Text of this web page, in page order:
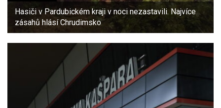
Hasiči v Pardubickém kraji v noci nezastavili. Najvíce
zásahů hlásí Chrudimsko